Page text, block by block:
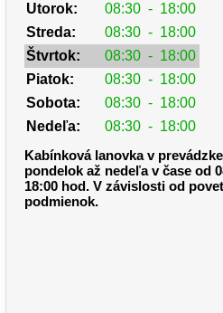
Utorok:
08:30 - 18:00
Streda:
08:30 - 18:00
Štvrtok:
08:30 - 18:00
Piatok:
08:30 - 18:00
Sobota:
08:30 - 18:00
Nedeľa:
08:30 - 18:00
Kabínková lanovka v
pondelok až nedeľa v čase od
18:00 hod. V závislosti od
podmienok.